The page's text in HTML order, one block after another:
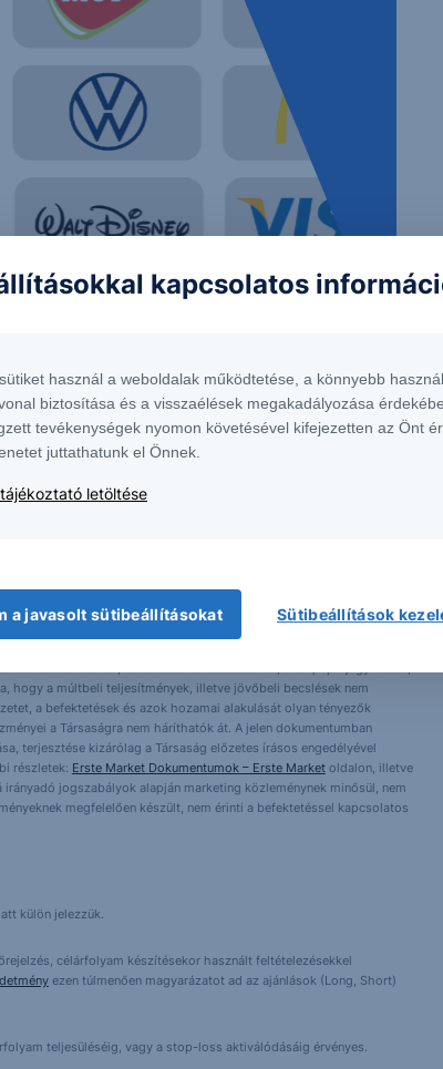
az Erste Bank Hungary Zrt., az Erste Befektetési Zrt. vagy
befektetési ajánlatnak, ajánlattételi felhívásnak, befektetési
ugyanitt megtalálható az adott intstrumentumra esetlegesen
Népfürdő u. 24-26.; tev. eng. szám: E-III/324/2008 és III/75.005-
alapulnak, de azokért a Társaság szavatosságot vagy
ösztönzésnek, befektetési tanácsadásnak, értékpapír jegyzésére,
hogy a múltbeli teljesítmények, illetve jövőbeli becslések nem
a befektetések és azok hozamai alakulását olyan tényezők
a Társaságra nem háríthatók át. A jelen dokumentumban
terjesztése kizárólag a Társaság előzetes írásos engedélyével
részletek: Erste Market Dokumentumok – Erste Marketoldalon, illetve
irányadó jogszabályok alapján marketing közleménynek minősül, nem
megfelelően készült, nem érinti a befektetéssel kapcsolatos
külön jelezzük.
célárfolyam készítésekor használt feltételezésekkel
ezen túlmenően magyarázatot ad az ajánlások (Long, Short)
teljesüléséig, vagy a stop-loss aktiválódásáig érvényes.
kapcsolatos
használ a weboldalak működtetése, a könnyebb
biztosítása és a visszaélések megakadályozása
tevékenységek nyomon követésével kifejezetten az Önt
juttathatunk el Önnek.
letöltése
a javasolt sütibeállításokat Sütibeállítások